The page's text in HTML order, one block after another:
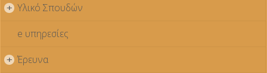
+ Υλικό Σπουδών
e υπηρεσίες
+ Έρευνα